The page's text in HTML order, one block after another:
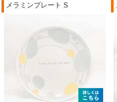
メラミンプレート S